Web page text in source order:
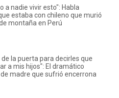
a nadie vivir esto": Habla
estaba con chileno que murió
montaña en Perú
la puerta para decirles que
a mis hijos": El dramático
madre que sufrió encerrona